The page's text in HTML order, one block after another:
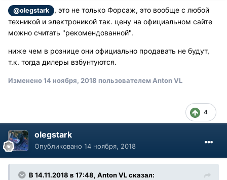
@olegstark
, это не только Форсаж, это вообще с любой
техникой и электроникой так. цену на официальном сайте
можно считать "рекомендованной".
ниже чем в рознице они официально продавать не будут,
т.к. тогда дилеры взбунтуются.
Изменено14 ноября, 2018 пользователем Anton VL
4
olegstark
Опубликовано 14 ноября, 2018
В 14.11.2018 в 17:48, Anton VL сказал: